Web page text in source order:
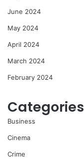
June 2024
May 2024
April 2024
March 2024
February 2024
Categories
Business
Cinema
Crime